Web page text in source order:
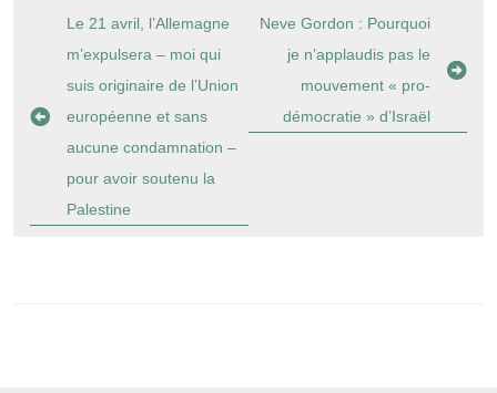
Navigation
l’article
Le 21 avril, l’Allemagne
m’expulsera – moi qui
suis originaire de l’Union
européenne et sans
aucune condamnation –
pour avoir soutenu la
Palestine
Neve Gordon : Pourquoi
je n’applaudis pas le
mouvement « pro-
démocratie » d’Israël